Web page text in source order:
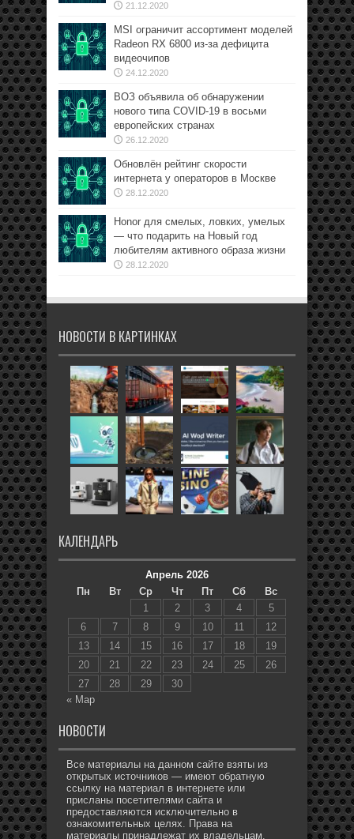
21.12.2020
MSI ограничит ассортимент моделей
Radeon RX 6800 из-за дефицита
видеочипов
24.12.2020
ВОЗ объявила об обнаружении
нового типа COVID-19 в восьми
европейских странах
26.12.2020
Обновлён рейтинг скорости
интернета у операторов в Москве
28.12.2020
Honor для смелых, ловких, умелых
— что подарить на Новый год
любителям активного образа жизни
28.12.2020
НОВОСТИ В КАРТИНКАХ
КАЛЕНДАРЬ
Апрель 2026
Пн
Вт Ср Чт Пт Сб
Вс
1
2 3 4
5
6
7 8 9 10 11
12
13
14 15 16 17 18
19
20
21 22 23 24 25
26
27
28 29
30
« Мар
НОВОСТИ
Все материалы на данном сайте взяты из
открытых источников — имеют обратную
ссылку на материал в интернете или
присланы посетителями сайта и
предоставляются исключительно в
ознакомительных целях. Права на
материалы принадлежат их владельцам.